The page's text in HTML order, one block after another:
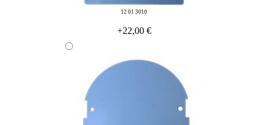
12 01 3010
+22,00 €